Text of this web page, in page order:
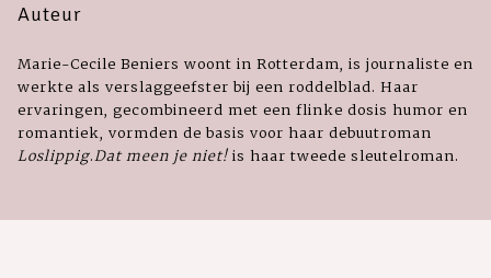
Auteur
Marie-Cecile Beniers woont in Rotterdam, is journaliste en
werkte als verslaggeefster bij een roddelblad. Haar
ervaringen, gecombineerd met een flinke dosis humor en
romantiek, vormden de basis voor haar debuutroman
Loslippig. Dat meen je niet! is haar tweede sleutelroman.